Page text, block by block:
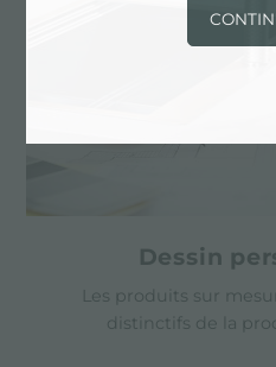
Dessin
Les produits sur
distinctifs de la